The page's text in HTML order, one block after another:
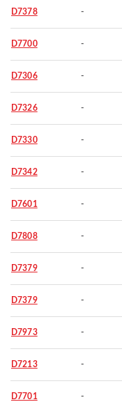
D7378 -
D7700 -
D7306 -
D7326 -
D7330 -
D7342 -
D7601 -
D7808 -
D7379 -
D7379 -
D7973 -
D7213 -
D7701 -